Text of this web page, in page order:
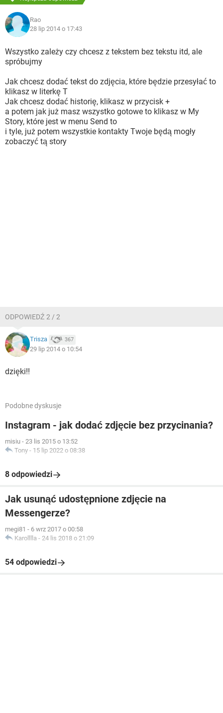
Rao
28 lip 2014 o 17:43
Wszystko zależy czy chcesz z tekstem bez tekstu itd, ale
spróbujmy
Jak chcesz dodać tekst do zdjęcia, które będzie przesyłać to
klikasz w literkę T
Jak chcesz dodać historię, klikasz w przycisk +
a potem jak już masz wszystko gotowe to klikasz w My
Story, które jest w menu Send to
i tyle, już potem wszystkie kontakty Twoje będą mogły
zobaczyć tą story
ODPOWIEDŹ 2 / 2
Trisza 367
29 lip 2014 o 10:54
dzięki!!
Podobne dyskusje
Instagram - jak dodać zdjęcie bez przycinania?
misiu - 23 lis 2015 o 13:52
Tony - 15 lip 2022 o 08:38
8 odpowiedzi
Jak usunąć udostępnione zdjęcie na
Messengerze?
megi81 - 6 wrz 2017 o 00:58
Karolllla - 24 lis 2018 o 21:09
54 odpowiedzi